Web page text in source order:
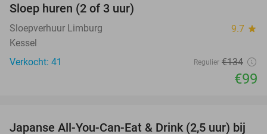
Sloep huren (2 of 3 uur)
Sloepverhuur Limburg 9.7 star
Kessel
Verkocht: 41
Regulier €134
€99
Japanse All-You-Can-Eat & Drink (2,5 uur) bij